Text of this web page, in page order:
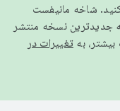
شاخه مانیفست
جدیدترین نسخه منتشر
تغییرات در